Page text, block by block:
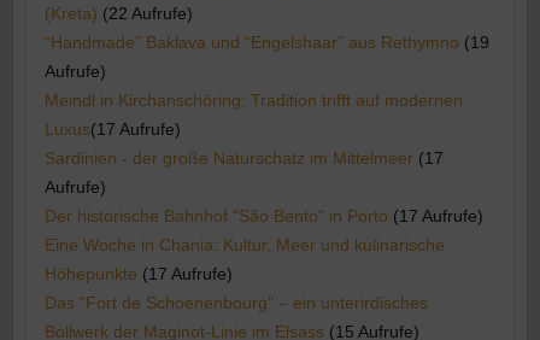
(Kreta) (22 Aufrufe)
“Handmade” Baklava und “Engelshaar” aus Rethymno (19
Aufrufe)
Meindl in Kirchanschöring: Tradition trifft auf modernen
Luxus​(17 Aufrufe)
Sardinien - der große Naturschatz im Mittelmeer (17
Aufrufe)
Der historische Bahnhof "São Bento" in Porto (17 Aufrufe)
Eine Woche in Chania: Kultur, Meer und kulinarische
Höhepunkte (17 Aufrufe)
Das "Fort de Schoenenbourg" – ein unterirdisches
Bollwerk der Maginot-Linie im Elsass (15 Aufrufe)